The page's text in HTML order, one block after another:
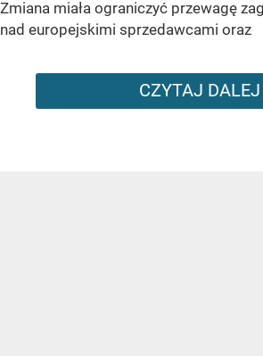
Zmiana miała ograniczyć przewagę
nad europejskimi sprzedawcami oraz
CZYTAJ DALEJ